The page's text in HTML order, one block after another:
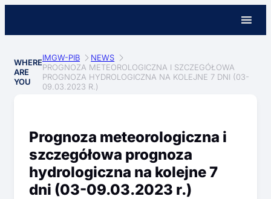
WHERE
ARE
YOU
IMGW-PIB
NEWS
PROGNOZA METEOROLOGICZNA I SZCZEGÓŁOWA
PROGNOZA HYDROLOGICZNA NA KOLEJNE 7 DNI (03-
09.03.2023 R.)
Prognoza meteorologiczna i
szczegółowa prognoza
hydrologiczna na kolejne 7
dni (03-09.03.2023 r.)